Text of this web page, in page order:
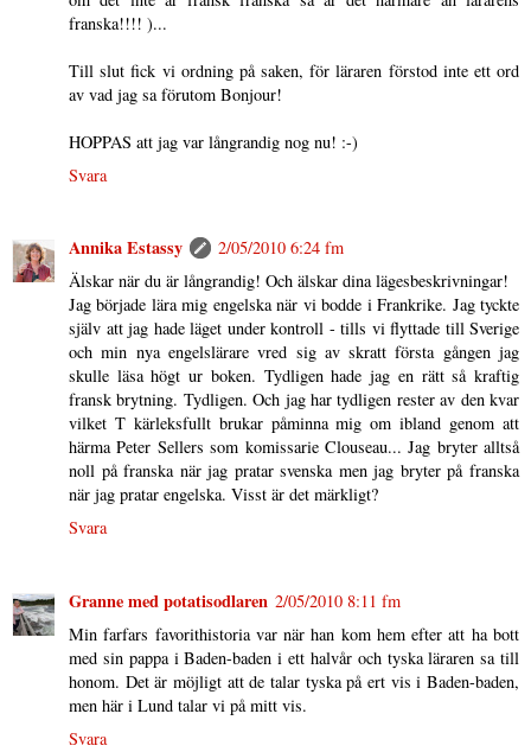
franska!!!! )...
Till slut fick vi ordning på saken, för läraren förstod inte ett ord
av vad jag sa förutom Bonjour!
HOPPAS att jag var långrandig nog nu! :-)
Svara
Annika Estassy
2/05/2010 6:24 fm
Älskar när du är långrandig! Och älskar dina lägesbeskrivningar!
Jag började lära mig engelska när vi bodde i Frankrike. Jag tyckte
själv att jag hade läget under kontroll - tills vi flyttade till Sverige
och min nya engelslärare vred sig av skratt första gången jag
skulle läsa högt ur boken. Tydligen hade jag en rätt så kraftig
fransk brytning. Tydligen. Och jag har tydligen rester av den kvar
vilket T kärleksfullt brukar påminna mig om ibland genom att
härma Peter Sellers som komissarie Clouseau... Jag bryter alltså
noll på franska när jag pratar svenska men jag bryter på franska
när jag pratar engelska. Visst är det märkligt?
Svara
Granne med potatisodlaren 2/05/2010 8:11 fm
Min farfars favorithistoria var när han kom hem efter att ha bott
med sin pappa i Baden-baden i ett halvår och tyska läraren sa till
honom. Det är möjligt att de talar tyska på ert vis i Baden-baden,
men här i Lund talar vi på mitt vis.
Svara